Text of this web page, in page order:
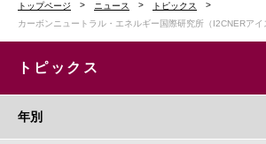
トップページ ニュース
トピックス
カーボンニュートラル・エネルギー国際研究所（I2CNERア
トピックス
年別